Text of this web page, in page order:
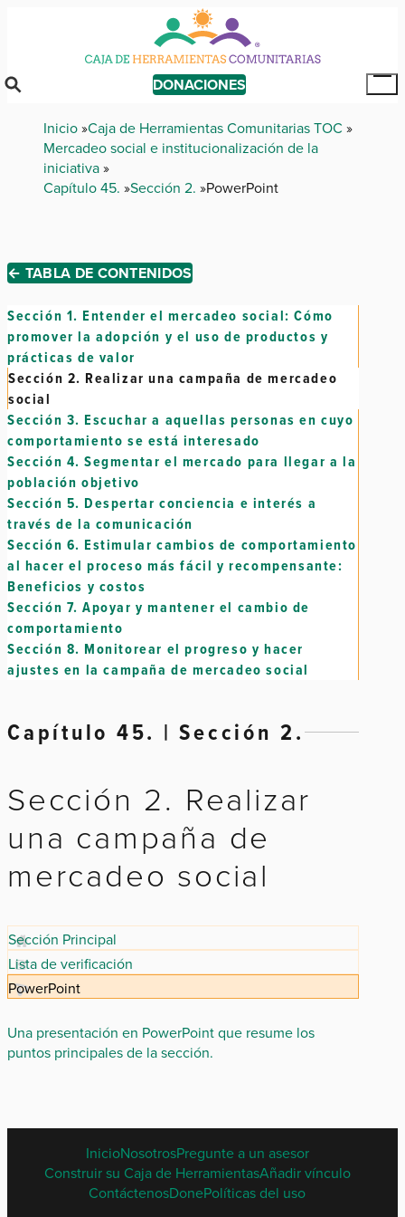
content
DONACIONES
Breadcrumb
Inicio Caja de Herramientas Comunitarias TOC
Mercadeo social e institucionalización de la
iniciativa
Capítulo 45. Sección 2. PowerPoint
← TABLA DE CONTENIDOS
Sección 1. Entender el mercadeo social: Cómo
promover la adopción y el uso de productos y
prácticas de valor
Sección 2. Realizar una campaña de mercadeo
social
Sección 3. Escuchar a aquellas personas en cuyo
comportamiento se está interesado
Sección 4. Segmentar el mercado para llegar a la
población objetivo
Sección 5. Despertar conciencia e interés a
través de la comunicación
Sección 6. Estimular cambios de comportamiento
al hacer el proceso más fácil y recompensante:
Beneficios y costos
Sección 7. Apoyar y mantener el cambio de
comportamiento
Sección 8. Monitorear el progreso y hacer
ajustes en la campaña de mercadeo social
Capítulo 45. | Sección 2.
Sección 2. Realizar
una campaña de
mercadeo social
Sección Principal
Lista de verificación
PowerPoint
Una presentación en PowerPoint que resume los
puntos principales de la sección.
SPANISH
FOOTER
MENU
InicioNosotrosPregunte a un asesor
Construir su Caja de HerramientasAñadir vínculo
ContáctenosDonePolíticas del uso